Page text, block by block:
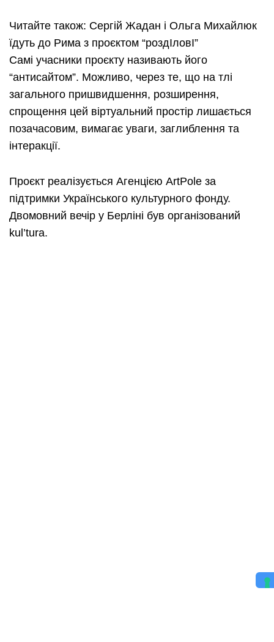
Читайте також: Сергій Жадан і Ольга Михайлюк
їдуть до Рима з проєктом “роздІловІ”
Самі учасники проєкту називають його
“антисайтом”. Можливо, через те, що на тлі
загального пришвидшення, розширення,
спрощення цей віртуальний простір лишається
позачасовим, вимагає уваги, заглиблення та
інтеракції.
Проєкт реалізується Агенцією ArtPole за
підтримки Українського культурного фонду.
Двомовний вечір у Берліні був організований
kul’tura.